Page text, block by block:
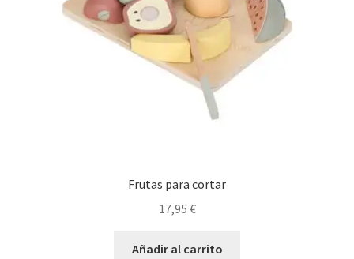
Frutas para cortar
17,95 €
Añadir al carrito